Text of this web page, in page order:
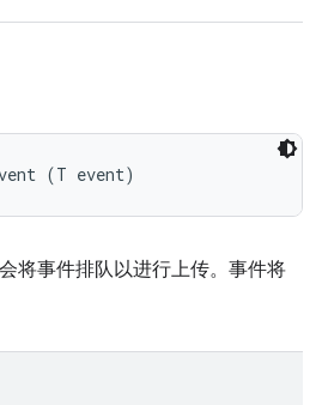
(T event)
将事件排队以进行上传。事件将